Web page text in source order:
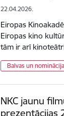
22.04.2026.
Eiropas
Eiropas kino
tām ir arī
Balvas un
NKC jaunu
prezentācijas